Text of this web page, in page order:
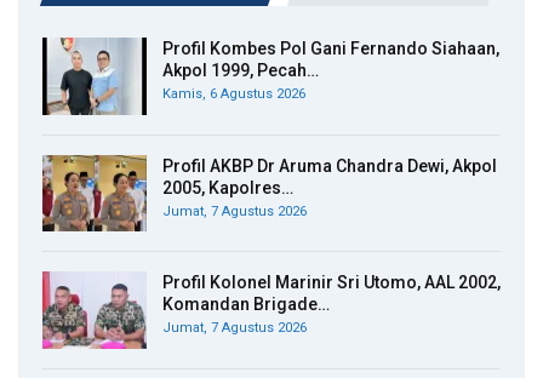
Profil Kombes Pol Gani Fernando Siahaan,
Akpol 1999, Pecah…
Kamis, 6 Agustus 2026
Profil AKBP Dr Aruma Chandra Dewi, Akpol
2005, Kapolres…
Jumat, 7 Agustus 2026
Profil Kolonel Marinir Sri Utomo, AAL 2002,
Komandan Brigade…
Jumat, 7 Agustus 2026